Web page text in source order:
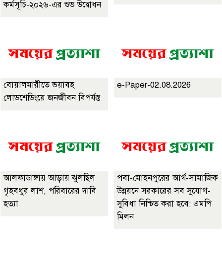
কর্মসূচি-২০২৬-এর শুভ উদ্বোধন
বোয়ালমারীতে ভয়াবহ
লোডশেডিংয়ে জনজীবন বিপর্যস্ত
e-Paper-02.08.2026
আলফাডাঙ্গায় আড়ায় ঝুলছিল
গৃহবধুর লাশ, পরিবারের দাবি
হত্যা
পবা-মোহনপুরের আর্থ-সামাজিক
উন্নয়নে সরকারের সব সুযোগ-
সুবিধা নিশ্চিত করা হবে: এমপি
মিলন